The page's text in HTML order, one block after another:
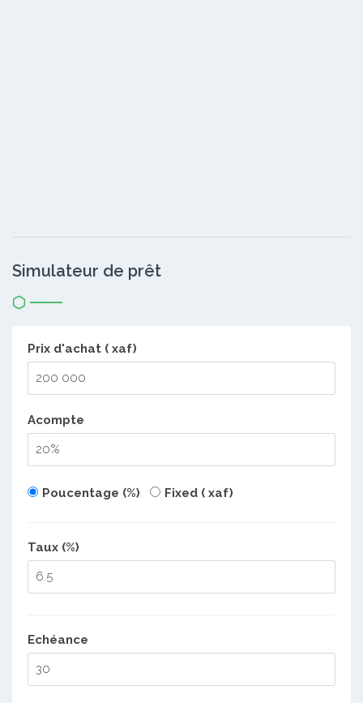
Simulateur de prêt
Prix d'achat ( xaf)
Acompte
Poucentage (%) Fixed ( xaf)
Taux (%)
Echéance